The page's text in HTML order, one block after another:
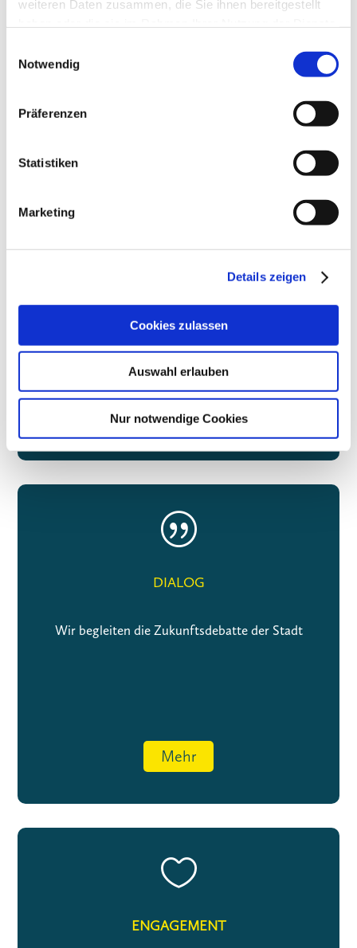
weiteren Daten zusammen, die Sie ihnen bereitgestellt
Notwendig
Präferenzen
Statistiken
Marketing
Details zeigen
Cookies zulassen
Auswahl erlauben
Nur notwendige Cookies
UNSERE THEMEN
Wir bringen die Entscheider Berlins zusammen
Mehr
|
DIALOG
Wir begleiten die Zukunftsdebatte der Stadt
Mehr

ENGAGEMENT